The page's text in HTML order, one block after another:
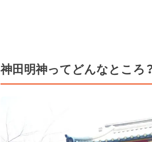
神田明神ってどんなところ